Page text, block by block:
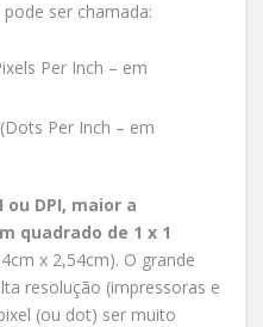
ser chamada:
Per Inch – em
Per Inch – em
DPI, maior a
quadrado de 1 x 1
x 2,54cm). O grande
resolução (impressoras e
(ou dot) ser muito